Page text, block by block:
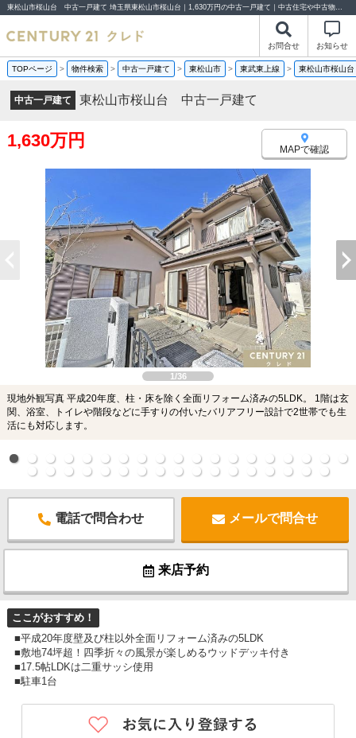
東松山市桜山台 中古一戸建て 埼玉県東松山市桜山台｜1,630万円の中古一戸建て｜中古住宅や中古物件情報｜センチュリー21クレド
お問合せ お知らせ
TOPページ > 物件検索 > 中古一戸建て > 東松山市 > 東武東上線 > 東松山市桜山
中古一戸建て 東松山市桜山台 中古一戸建て
1,630万円 MAPで確認
1/36
現地外観写真 平成20年度、柱・床を除く全面リフォーム済みの5LDK。 1階は玄
関、浴室、トイレや階段などに手すりの付いたバリアフリー設計で2世帯でも生
活にも対応します。
電話で問合わせ メールで問合せ
来店予約
ここがおすすめ！
■平成20年度壁及び柱以外全面リフォーム済みの5LDK
■敷地74坪超！四季折々の風景が楽しめるウッドデッキ付き
■17.5帖LDKは二重サッシ使用
■駐車1台